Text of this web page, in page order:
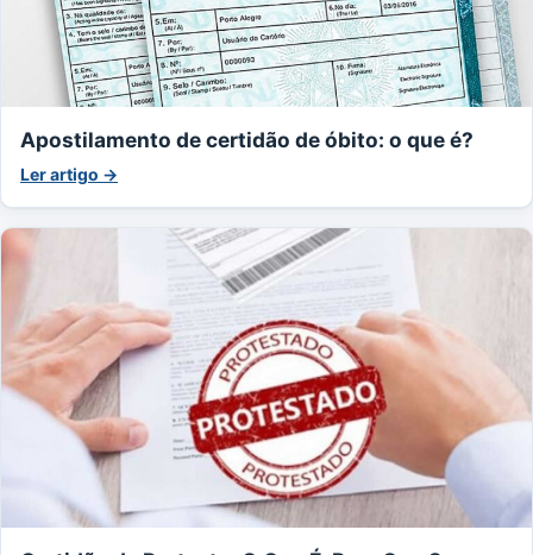
Apostilamento de certidão de óbito: o que é?
Ler artigo →